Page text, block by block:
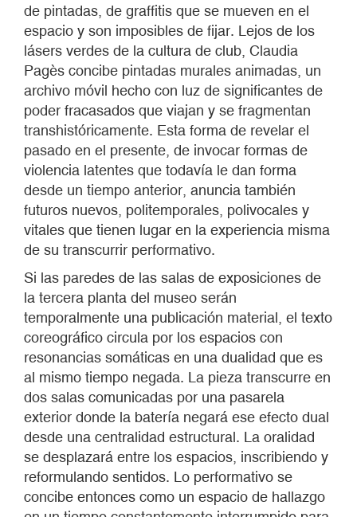
de pintadas, de graffitis que se mueven en el
espacio y son imposibles de fijar. Lejos de los
lásers verdes de la cultura de club, Claudia
Pagès concibe pintadas murales animadas, un
archivo móvil hecho con luz de significantes de
poder fracasados que viajan y se fragmentan
transhistóricamente. Esta forma de revelar el
pasado en el presente, de invocar formas de
violencia latentes que todavía le dan forma
desde un tiempo anterior, anuncia también
futuros nuevos, politemporales, polivocales y
vitales que tienen lugar en la experiencia misma
de su transcurrir performativo.
Si las paredes de las salas de exposiciones de
la tercera planta del museo serán
temporalmente una publicación material, el texto
coreográfico circula por los espacios con
resonancias somáticas en una dualidad que es
al mismo tiempo negada. La pieza transcurre en
dos salas comunicadas por una pasarela
exterior donde la batería negará ese efecto dual
desde una centralidad estructural. La oralidad
se desplazará entre los espacios, inscribiendo y
reformulando sentidos. Lo performativo se
concibe entonces como un espacio de hallazgo